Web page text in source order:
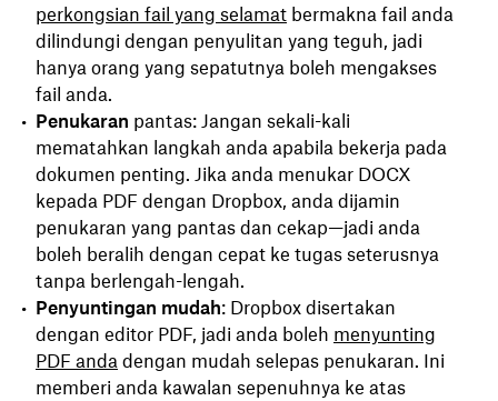
perkongsian fail yang selamat bermakna fail anda
dilindungi dengan penyulitan yang teguh, jadi
hanya orang yang sepatutnya boleh mengakses
fail anda.
Penukaran pantas: Jangan sekali-kali
mematahkan langkah anda apabila bekerja pada
dokumen penting. Jika anda menukar DOCX
kepada PDF dengan Dropbox, anda dijamin
penukaran yang pantas dan cekap—jadi anda
boleh beralih dengan cepat ke tugas seterusnya
tanpa berlengah-lengah.
Penyuntingan mudah: Dropbox disertakan
dengan editor PDF, jadi anda boleh menyunting
PDF anda dengan mudah selepas penukaran. Ini
memberi anda kawalan sepenuhnya ke atas